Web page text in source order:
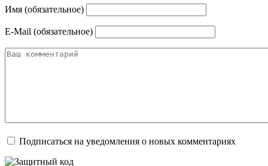
Имя (обязательное)
E-Mail (обязательное)
Подписаться на уведомления о новых комментариях